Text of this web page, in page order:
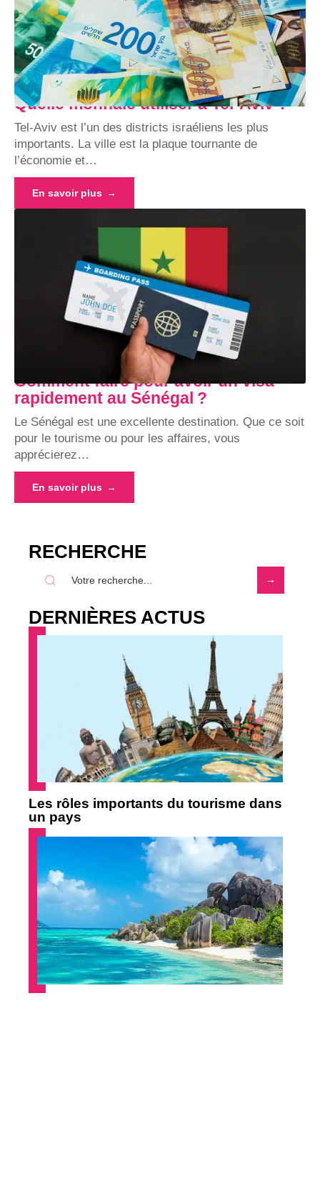
Quelle monnaie utiliser à Tel-Aviv ?
Tel-Aviv est l’un des districts israéliens les plus
importants. La ville est la plaque tournante de
l’économie et…
En savoir plus
Comment faire pour avoir un visa
rapidement au Sénégal ?
Le Sénégal est une excellente destination. Que ce soit
pour le tourisme ou pour les affaires, vous
apprécierez…
En savoir plus
RECHERCHE
DERNIÈRES ACTUS
Les rôles importants du tourisme dans
un pays